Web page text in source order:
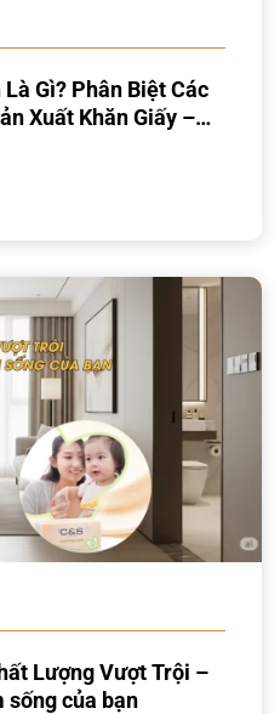
Gì? Phân Biệt Các
Xuất Khăn Giấy –
Lượng Vượt Trội –
sống của bạn